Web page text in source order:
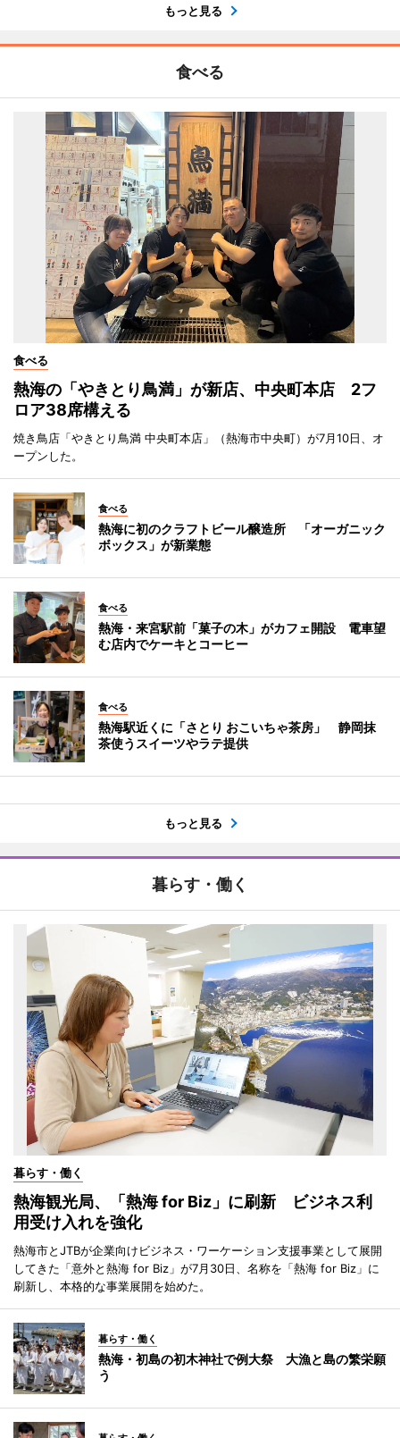
もっと見る
食べる
食べる
熱海の「やきとり鳥満」が新店、中央町本店 2フ
ロア38席構える
焼き鳥店「やきとり鳥満 中央町本店」（熱海市中央町）が7月10日、オ
ープンした。
食べる
熱海に初のクラフトビール醸造所 「オーガニック
ボックス」が新業態
食べる
熱海・来宮駅前「菓子の木」がカフェ開設 電車望
む店内でケーキとコーヒー
食べる
熱海駅近くに「さとり おこいちゃ茶房」 静岡抹
茶使うスイーツやラテ提供
もっと見る
暮らす・働く
暮らす・働く
熱海観光局、「熱海 for Biz」に刷新 ビジネス利
用受け入れを強化
熱海市とJTBが企業向けビジネス・ワーケーション支援事業として展開
してきた「意外と熱海 for Biz」が7月30日、名称を「熱海 for Biz」に
刷新し、本格的な事業展開を始めた。
暮らす・働く
熱海・初島の初木神社で例大祭 大漁と島の繁栄願
う